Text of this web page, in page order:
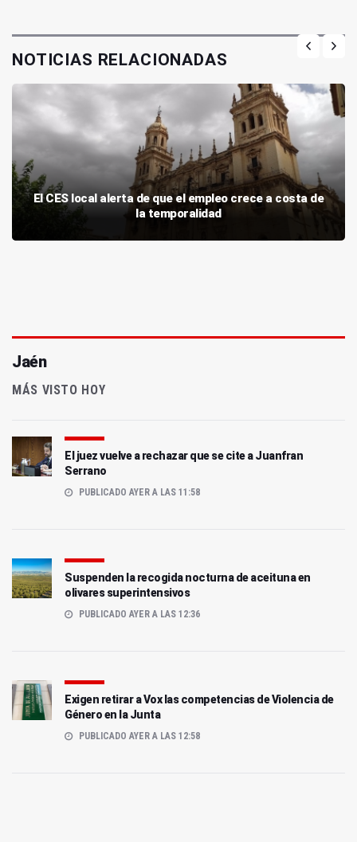
NOTICIAS RELACIONADAS
El CES local alerta de que el empleo crece a costa de
la temporalidad
Jaén
MÁS VISTO HOY
El juez vuelve a rechazar que se cite a Juanfran
Serrano
PUBLICADO AYER A LAS 11:58
Suspenden la recogida nocturna de aceituna en
olivares superintensivos
PUBLICADO AYER A LAS 12:36
Exigen retirar a Vox las competencias de Violencia de
Género en la Junta
PUBLICADO AYER A LAS 12:58